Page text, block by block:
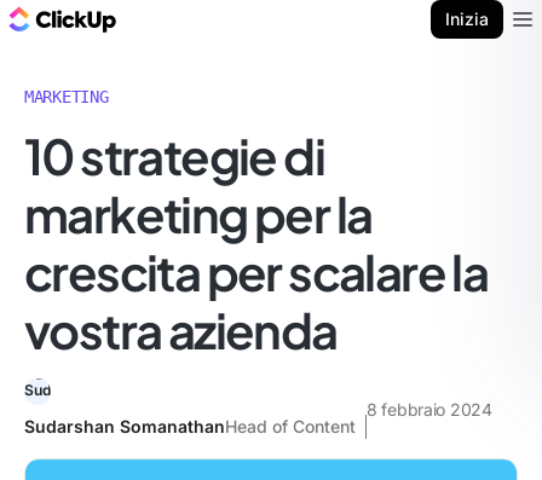
Inizia
MARKETING
10 strategie di
marketing per la
crescita per scalare la
vostra azienda
Sudarshan SomanathanHead of Content
8 febbraio 2024